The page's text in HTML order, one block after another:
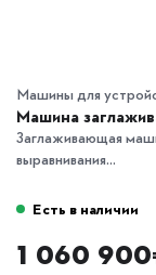
Машины для
Машина
Заглаживающая
выравнивания...
Есть в наличии
1 060 900